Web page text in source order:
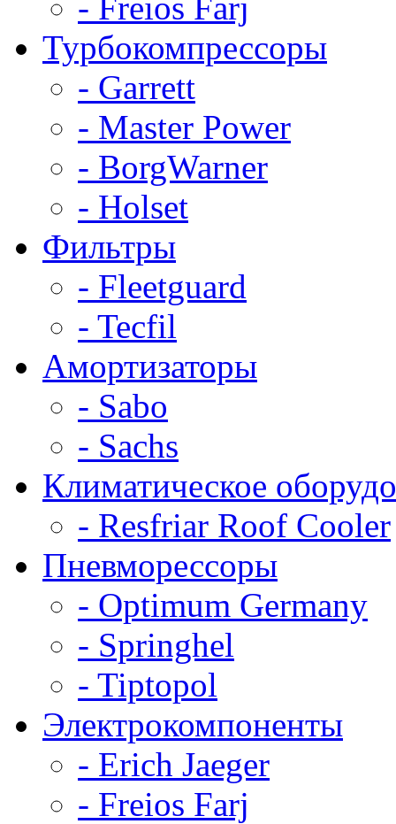
Турбокомпрессоры
- Garrett
- Master Power
- BorgWarner
- Holset
Фильтры
- Fleetguard
- Tecfil
Амортизаторы
- Sabo
- Sachs
Климатическое
- Resfriar Roof Cooler
Пневморессоры
- Optimum Germany
- Springhel
- Tiptopol
Электрокомпоненты
- Erich Jaeger
- Freios Farj